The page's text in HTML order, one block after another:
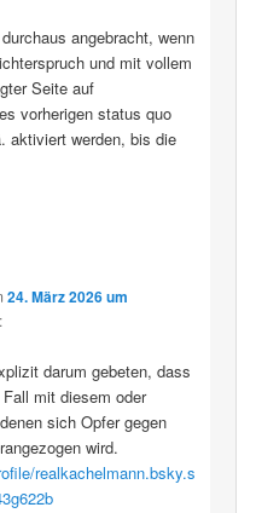
angebracht, wenn
und mit vollem
Seite auf
vorherigen status quo
aktiviert werden, bis die
24. März 2026 um
darum gebeten, dass
mit diesem oder
sich Opfer gegen
wird.
realkachelmann.bsky.s